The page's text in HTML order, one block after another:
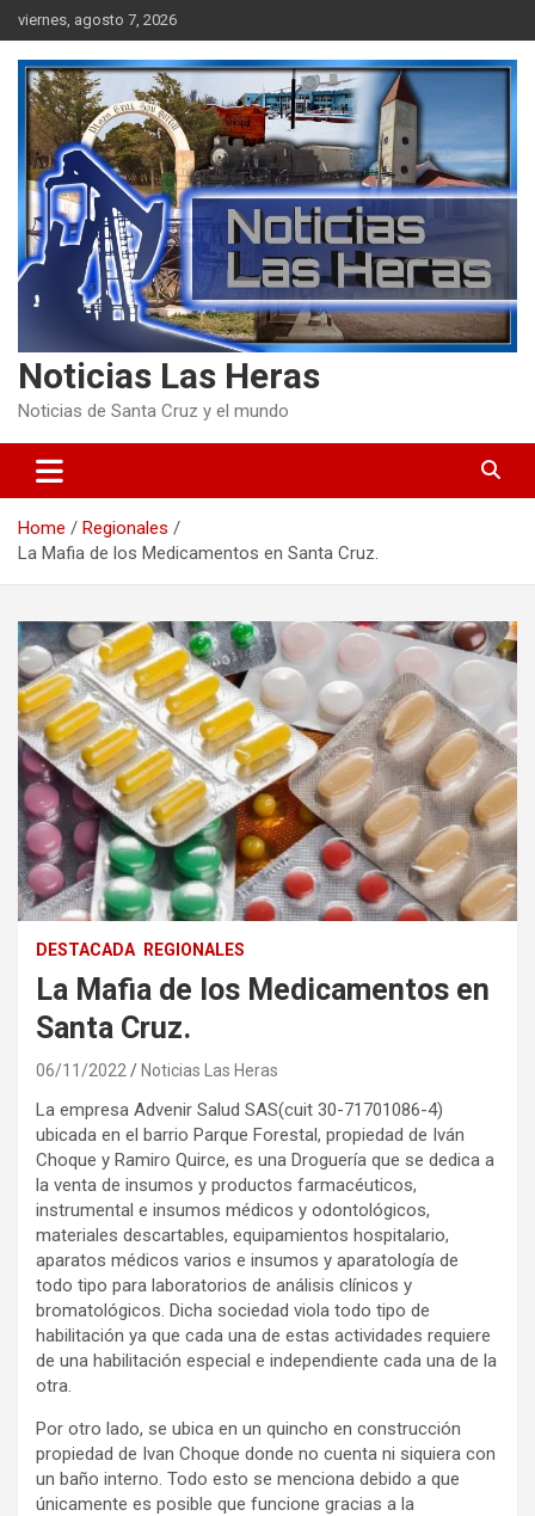
Skip
to
content
viernes, agosto 7, 2026
Noticias Las Heras
Noticias de Santa Cruz y el mundo
Home
Regionales
La Mafia de los Medicamentos en Santa Cruz.
DESTACADA REGIONALES
La Mafia de los Medicamentos en
Santa Cruz.
06/11/2022 Noticias Las Heras
La empresa Advenir Salud SAS(cuit 30-71701086-4)
ubicada en el barrio Parque Forestal, propiedad de Iván
Choque y Ramiro Quirce, es una Droguería que se dedica a
la venta de insumos y productos farmacéuticos,
instrumental e insumos médicos y odontológicos,
materiales descartables, equipamientos hospitalario,
aparatos médicos varios e insumos y aparatología de
todo tipo para laboratorios de análisis clínicos y
bromatológicos. Dicha sociedad viola todo tipo de
habilitación ya que cada una de estas actividades requiere
de una habilitación especial e independiente cada una de la
otra.
Por otro lado, se ubica en un quincho en construcción
propiedad de Ivan Choque donde no cuenta ni siquiera con
un baño interno. Todo esto se menciona debido a que
únicamente es posible que funcione gracias a la